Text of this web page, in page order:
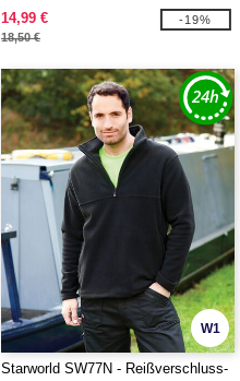
14,99 €
18,50 €
-19%
W1
Starworld SW77N - Reißverschluss-